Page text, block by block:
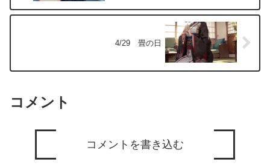
4/29 畳の日
コメント
コメントを書き込む